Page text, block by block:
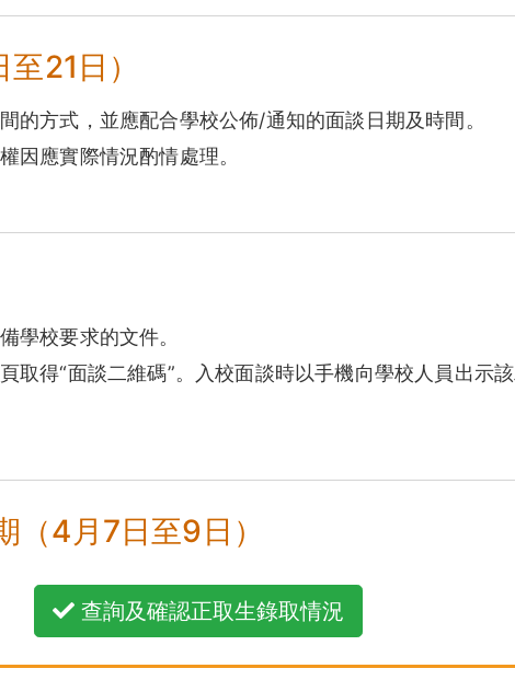
21日）
的方式，並應配合學校公佈/通知的面談日期及時間。
因應實際情況酌情處理。
學校要求的文件。
取得“面談二維碼”。入校面談時以手機向學校人員出示
（4月7日至9日）
查詢及確認正取生錄取情況